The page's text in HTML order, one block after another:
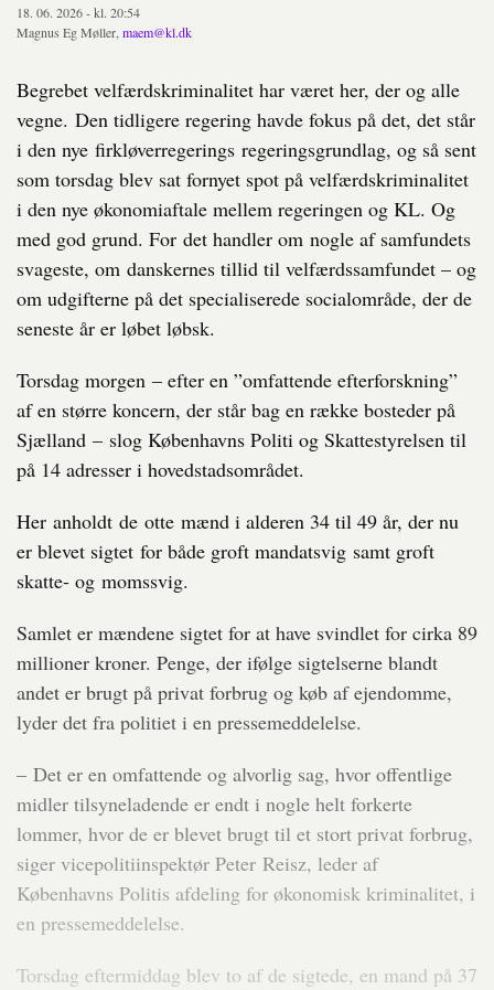
18. 06. 2026 - kl. 20:54
Magnus Eg Møller, maem@kl.dk
Begrebet velfærdskriminalitet har været her, der og alle
vegne. Den tidligere regering havde fokus på det, det står
i den nye firkløverregerings regeringsgrundlag, og så sent
som torsdag blev sat fornyet spot på velfærdskriminalitet
i den nye økonomiaftale mellem regeringen og KL. Og
med god grund. For det handler om nogle af samfundets
svageste, om danskernes tillid til velfærdssamfundet – og
om udgifterne på det specialiserede socialområde, der de
seneste år er løbet løbsk.
Torsdag morgen – efter en ”omfattende efterforskning”
af en større koncern, der står bag en række bosteder på
Sjælland – slog Københavns Politi og Skattestyrelsen til
på 14 adresser i hovedstadsområdet.
Her anholdt de otte mænd i alderen 34 til 49 år, der nu
er blevet sigtet for både groft mandatsvig samt groft
skatte- og momssvig.
Samlet er mændene sigtet for at have svindlet for cirka 89
millioner kroner. Penge, der ifølge sigtelserne blandt
andet er brugt på privat forbrug og køb af ejendomme,
lyder det fra politiet i en pressemeddelelse.
– Det er en omfattende og alvorlig sag, hvor offentlige
midler tilsyneladende er endt i nogle helt forkerte
lommer, hvor de er blevet brugt til et stort privat forbrug,
siger vicepolitiinspektør Peter Reisz, leder af
Københavns Politis afdeling for økonomisk kriminalitet, i
en pressemeddelelse.
Torsdag eftermiddag blev to af de sigtede, en mand på 37